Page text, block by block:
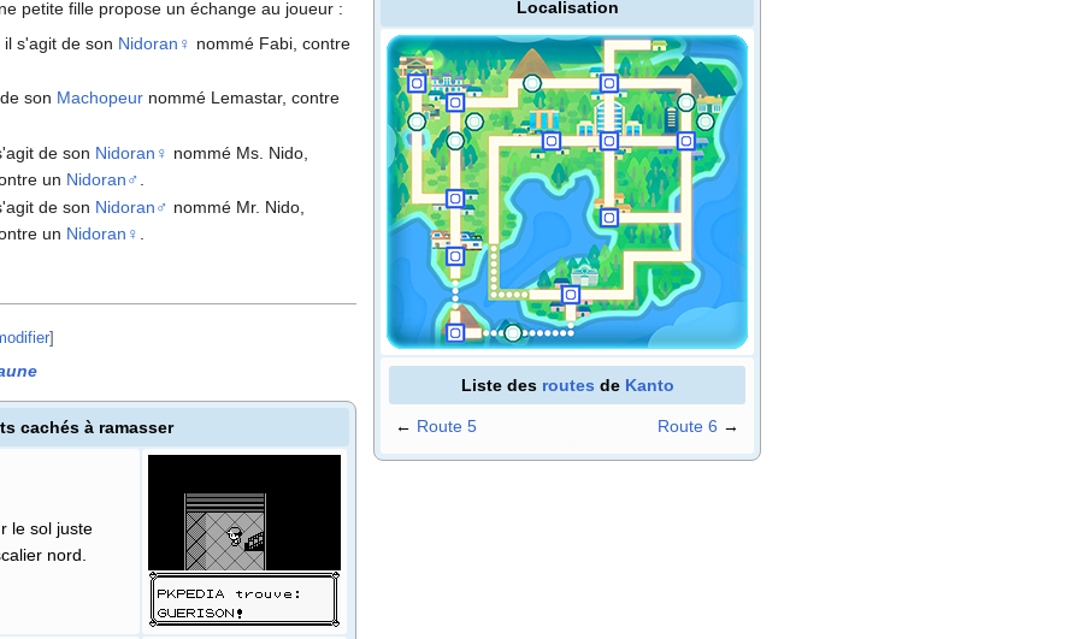
Localisation
Liste des routes de Kanto
← Route 5 Route 6 →
petite fille propose un échange au joueur :
il s'agit de son Nidoran♀ nommé Fabi, contre
son Machopeur nommé Lemastar, contre
de son Nidoran♀ nommé Ms. Nido,
un Nidoran♂
de son Nidoran♂ nommé Mr. Nido,
un Nidoran♀
]
cachés à ramasser
le sol juste
nord.